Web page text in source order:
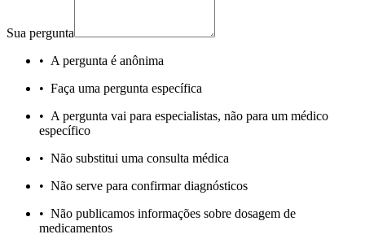
Sua pergunta
• A pergunta é anônima
• Faça uma pergunta específica
• A pergunta vai para especialistas, não para um médico
específico
• Não substitui uma consulta médica
• Não serve para confirmar diagnósticos
• Não publicamos informações sobre dosagem de
medicamentos